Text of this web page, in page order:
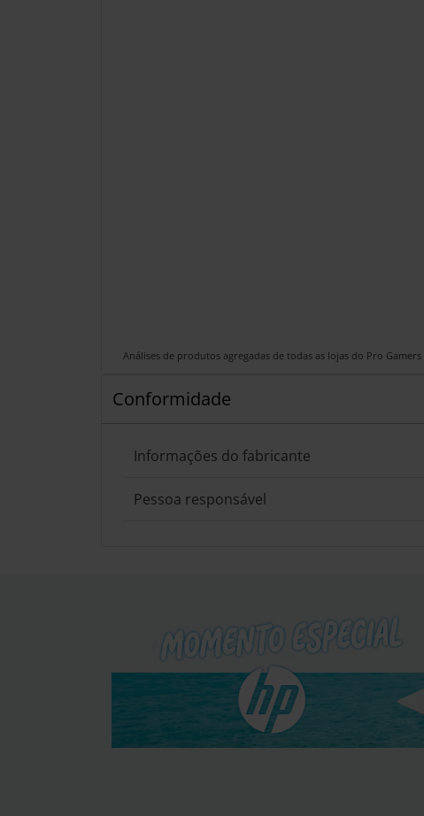
Análises de produtos agregadas de todas as lojas do Pro
Conformidade
Informações do fabricante
Pessoa responsável